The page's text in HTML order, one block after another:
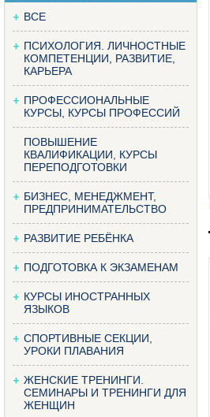
ВСЕ
ПСИХОЛОГИЯ. ЛИЧНОСТНЫЕ
КОМПЕТЕНЦИИ, РАЗВИТИЕ,
КАРЬЕРА
ПРОФЕССИОНАЛЬНЫЕ
КУРСЫ, КУРСЫ ПРОФЕССИЙ
ПОВЫШЕНИЕ
КВАЛИФИКАЦИИ, КУРСЫ
ПЕРЕПОДГОТОВКИ
БИЗНЕС, МЕНЕДЖМЕНТ,
ПРЕДПРИНИМАТЕЛЬСТВО
РАЗВИТИЕ РЕБЁНКА
ПОДГОТОВКА К ЭКЗАМЕНАМ
КУРСЫ ИНОСТРАННЫХ
ЯЗЫКОВ
СПОРТИВНЫЕ СЕКЦИИ,
УРОКИ ПЛАВАНИЯ
ЖЕНСКИЕ ТРЕНИНГИ.
СЕМИНАРЫ И ТРЕНИНГИ ДЛЯ
ЖЕНЩИН